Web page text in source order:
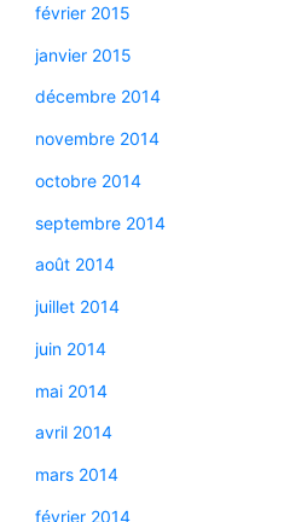
février 2015
janvier 2015
décembre 2014
novembre 2014
octobre 2014
septembre 2014
août 2014
juillet 2014
juin 2014
mai 2014
avril 2014
mars 2014
février 2014